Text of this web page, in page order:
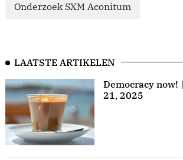
Onderzoek SXM Aconitum
LAATSTE ARTIKELEN
Democracy now!
21, 2025